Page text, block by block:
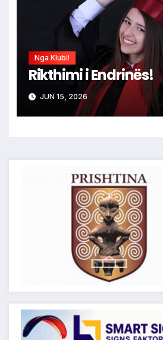
Nga Klubi!
Rikthimi i Endrinës!
JUN 15, 2026